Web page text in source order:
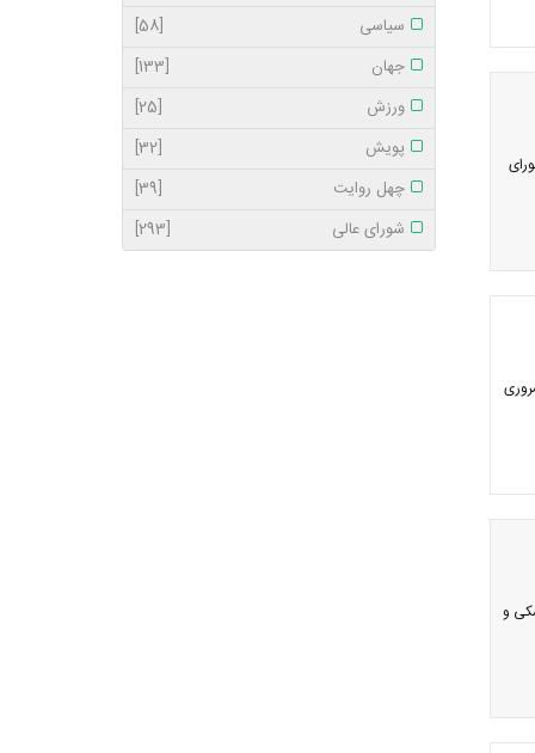
و
سیاسی
[58]
جهان
[133]
ورزش
[25]
پویش
[32]
چهل روایت
[39]
شورای عالی
[293]